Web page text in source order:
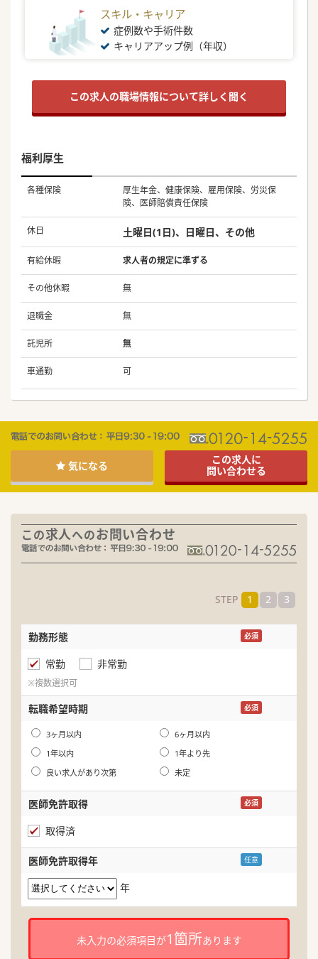
スキル・キャリア
症例数や手術件数
キャリアアップ例（年収）
この求人の職場情報について詳しく聞く
福利厚生
各種保険
厚生年金、健康保険、雇用保険、労災保
険、医師賠償責任保険
休日 土曜日(1日)、日曜日、その他
有給休暇 求人者の規定に準ずる
その他休暇 無
退職金 無
託児所 無
車通勤 可
気になる
この求人に
問い合わせる
この求人へのお問い合わせ
STEP 1 2 3
勤務形態 必須
常勤 非常勤
※複数選択可
転職希望時期 必須
3ヶ月以内
6ヶ月以内
1年以内
1年より先
良い求人があり次第
未定
医師免許取得 必須
取得済
医師免許取得年 任意
年
未入力の必須項目が1箇所あります